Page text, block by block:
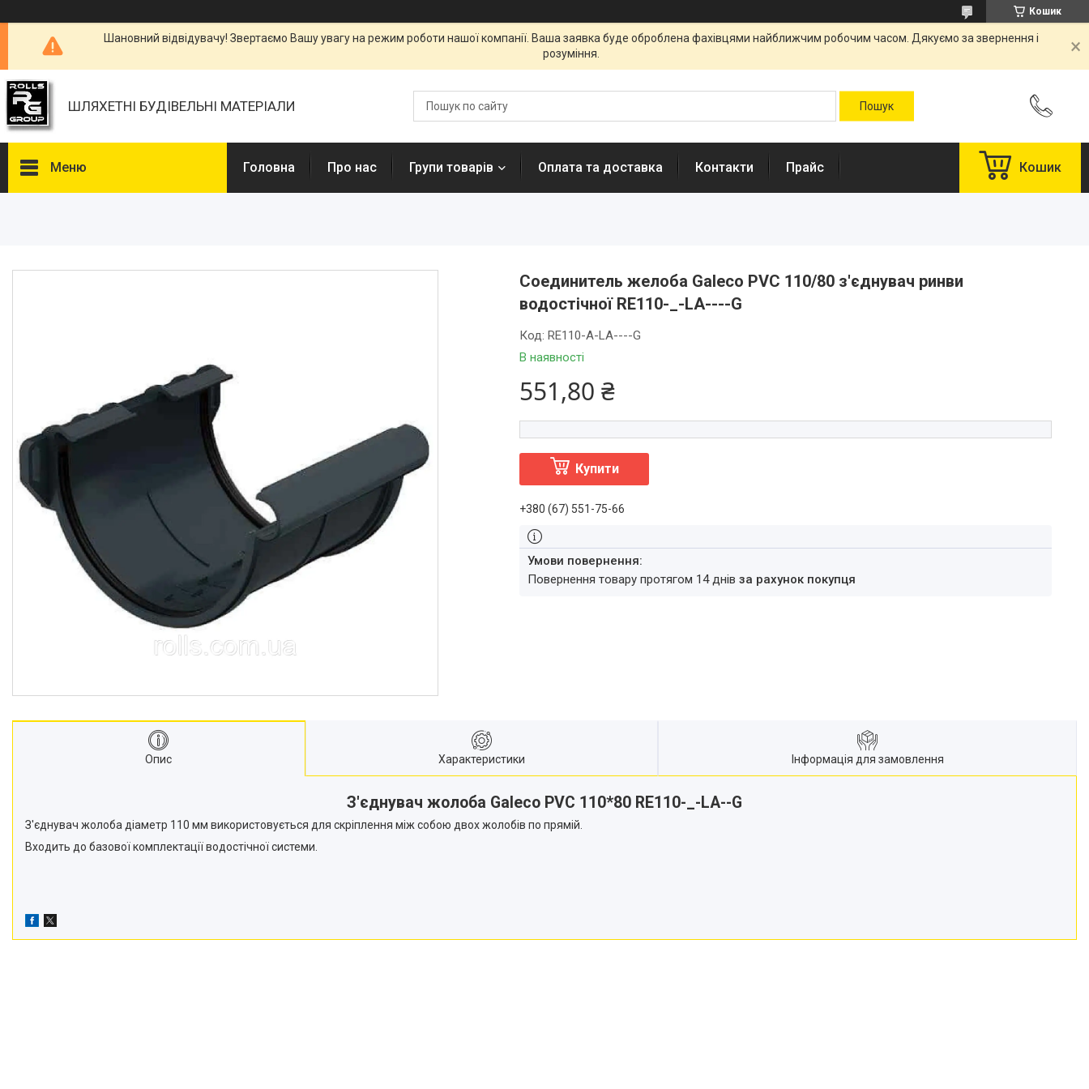
Кошик
Шановний відвідувачу! Звертаємо Вашу увагу на режим роботи нашої компанії. Ваша заявка буде оброблена фахівцями найближчим робочим часом. Дякуємо за звернення і
розуміння.
ШЛЯХЕТНІ БУДІВЕЛЬНІ МАТЕРІАЛИ
Меню Головна Про нас Групи товарів Оплата та доставка Контакти Прайс Кошик
Соединитель желоба Galeco PVC 110/80 з'єднувач ринви
водостічної RE110-_-LA----G
В наявності
Код:RE110-А-LA----G
551,80 ₴
Купити
+380 (67) 551-75-66
повернення товару протягом 14 днівза рахунок покупця
Опис Характеристики Інформація для замовлення
З'єднувач жолоба Galeco PVC 110*80 RE110-_-LA--G
З'єднувач жолоба діаметр 110 мм використовується для скріплення між собою двох жолобів по прямій.
Входить до базової комплектації водостічної системи.